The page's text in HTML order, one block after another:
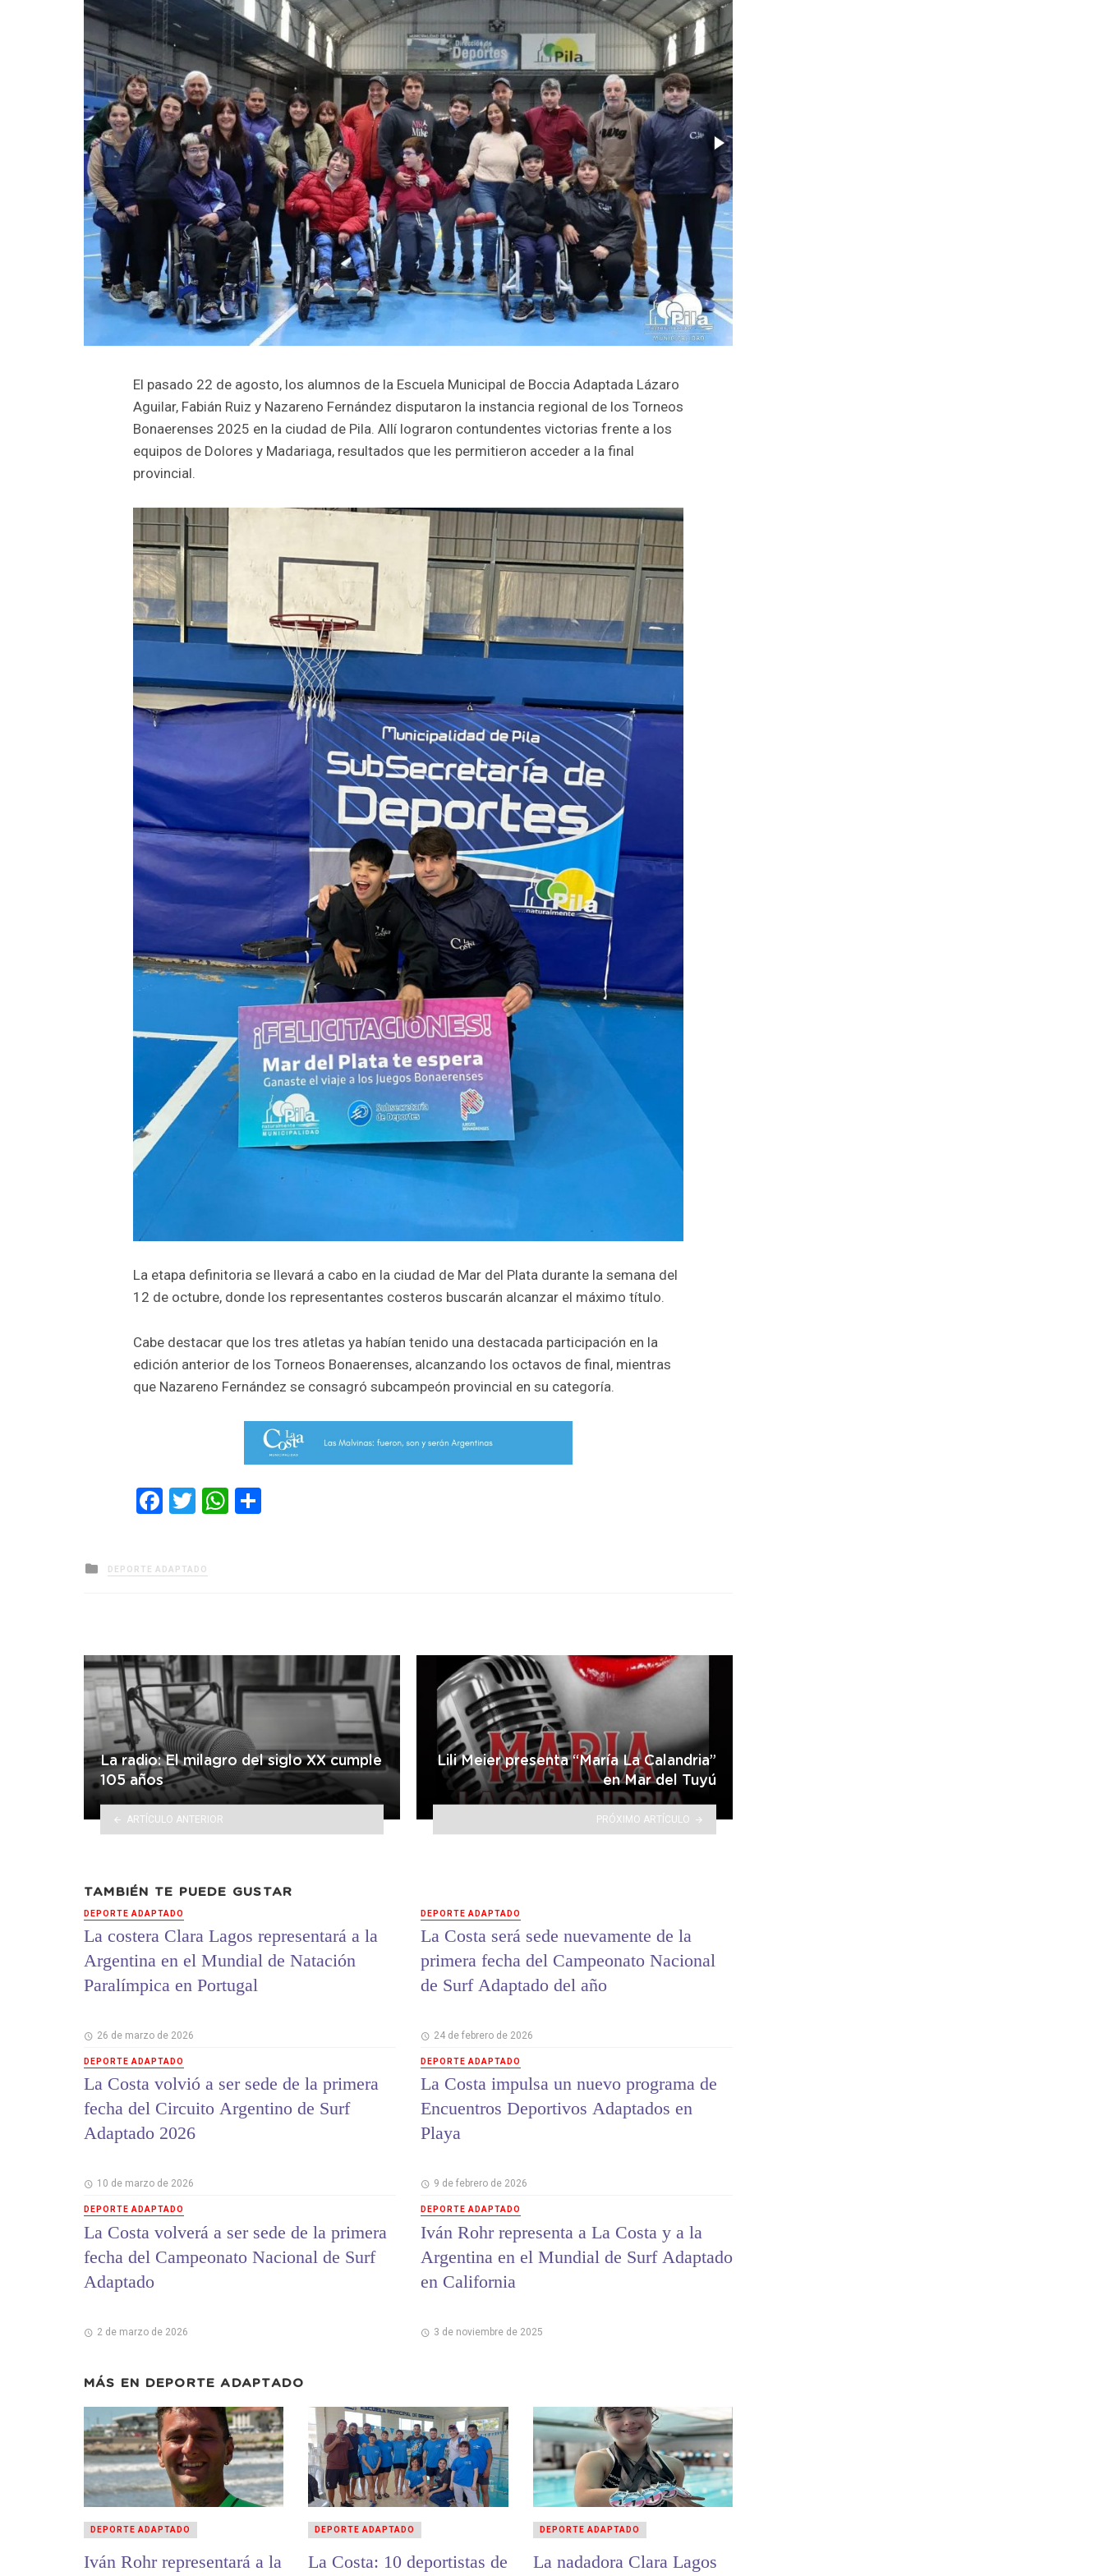
El pasado 22 de agosto, los alumnos de la Escuela Municipal de Boccia Adaptada Lázaro
Aguilar, Fabián Ruiz y Nazareno Fernández disputaron la instancia regional de los Torneos
Bonaerenses 2025 en la ciudad de Pila. Allí lograron contundentes victorias frente a los
equipos de Dolores y Madariaga, resultados que les permitieron acceder a la final
provincial.
La etapa definitoria se llevará a cabo en la ciudad de Mar del Plata durante la semana del
12 de octubre, donde los representantes costeros buscarán alcanzar el máximo título.
Cabe destacar que los tres atletas ya habían tenido una destacada participación en la
edición anterior de los Torneos Bonaerenses, alcanzando los octavos de final, mientras
que Nazareno Fernández se consagró subcampeón provincial en su categoría.
Facebook
TwitterWhatsApp
Posted
in
DEPORTE ADAPTADO
La radio: El milagro del siglo XX cumple
105 años
ARTÍCULO ANTERIOR
Lili Meier presenta “María La Calandria”
en Mar del Tuyú
PRÓXIMO ARTÍCULO
TAMBIÉN TE PUEDE GUSTAR
DEPORTE ADAPTADO
La costera Clara Lagos representará a la
Argentina en el Mundial de Natación
Paralímpica en Portugal
26 de marzo de 2026
DEPORTE ADAPTADO
La Costa volvió a ser sede de la primera
fecha del Circuito Argentino de Surf
Adaptado 2026
10 de marzo de 2026
DEPORTE ADAPTADO
La Costa volverá a ser sede de la primera
fecha del Campeonato Nacional de Surf
Adaptado
2 de marzo de 2026
DEPORTE ADAPTADO
La Costa será sede nuevamente de la
primera fecha del Campeonato Nacional
de Surf Adaptado del año
24 de febrero de 2026
DEPORTE ADAPTADO
La Costa impulsa un nuevo programa de
Encuentros Deportivos Adaptados en
Playa
9 de febrero de 2026
DEPORTE ADAPTADO
Iván Rohr representa a La Costa y a la
Argentina en el Mundial de Surf Adaptado
en California
3 de noviembre de 2025
MÁS EN DEPORTE ADAPTADO
Iván Rohr representará a la
DEPORTE ADAPTADO
La Costa: 10 deportistas de
DEPORTE ADAPTADO
La nadadora Clara Lagos
DEPORTE ADAPTADO